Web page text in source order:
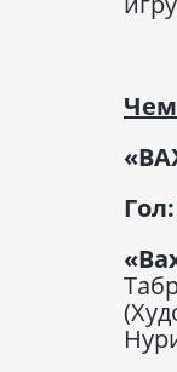
Гол: